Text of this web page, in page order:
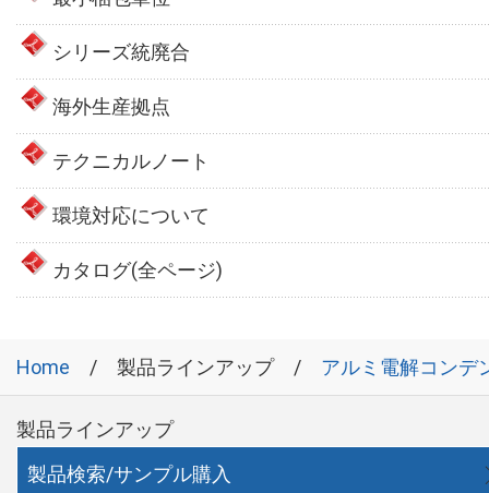
シリーズ統廃合
海外生産拠点
テクニカルノート
環境対応について
カタログ(全ページ)
Home 製品ラインアップ アルミ電解コンデ
製品ラインアップ
製品検索/サンプル購入